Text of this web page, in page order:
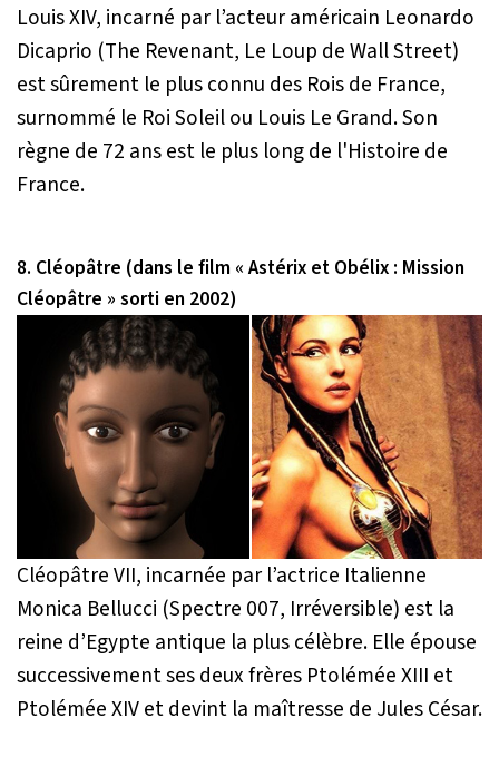
Louis XIV, incarné par l’acteur américain Leonardo
Dicaprio (The Revenant, Le Loup de Wall Street)
est sûrement le plus connu des Rois de France,
surnommé le Roi Soleil ou Louis Le Grand. Son
règne de 72 ans est le plus long de l'Histoire de
France.
8. Cléopâtre (dans le film « Astérix et Obélix : Mission
Cléopâtre » sorti en 2002)
Cléopâtre VII, incarnée par l’actrice Italienne
Monica Bellucci (Spectre 007, Irréversible) est la
reine d’Egypte antique la plus célèbre. Elle épouse
successivement ses deux frères Ptolémée XIII et
Ptolémée XIV et devint la maîtresse de Jules César.